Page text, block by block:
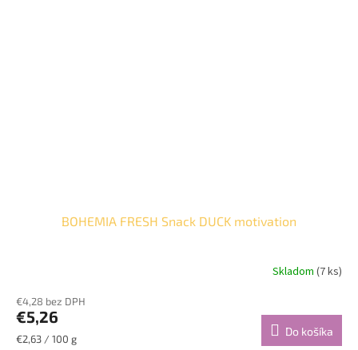
BOHEMIA FRESH Snack DUCK motivation
Skladom (7 ks)
€4,28 bez DPH
€5,26
Jednotková
€2,63 / 100 g
Do košíka